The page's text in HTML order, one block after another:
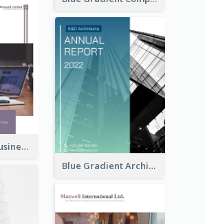
Best Vintage Business Report Design Template
Blue Gradient Architecture Annual Report